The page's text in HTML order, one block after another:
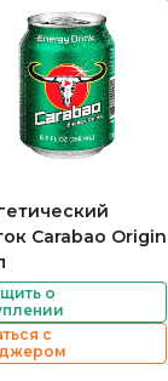
Carabao
о
с